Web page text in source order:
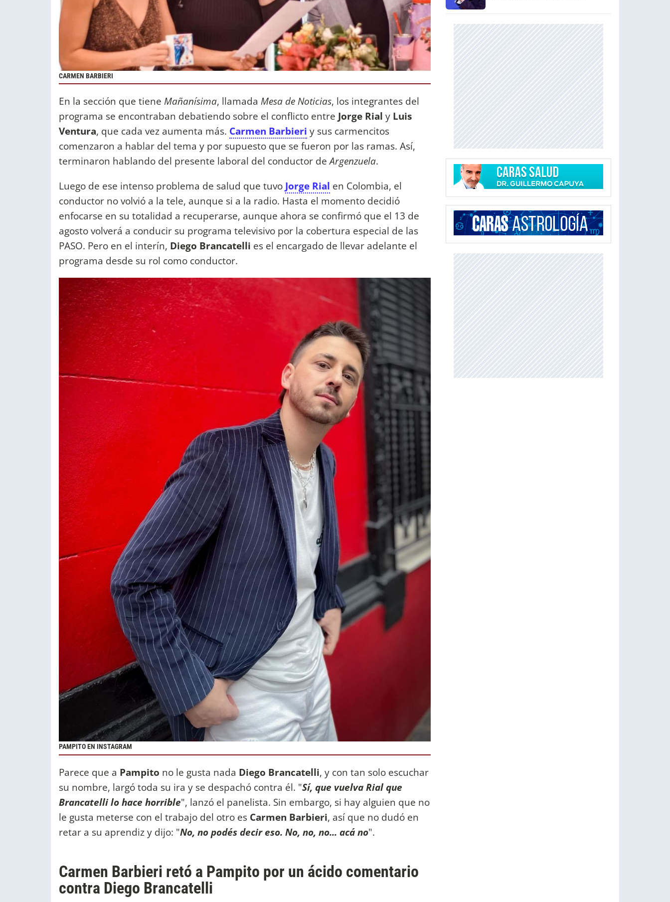
CARMEN BARBIERI
En la sección que tiene Mañanísima, llamada Mesa de Noticias, los integrantes del
programa se encontraban debatiendo sobre el conflicto entre Jorge Rial y Luis
Ventura, que cada vez aumenta más. Carmen Barbieri y sus carmencitos
comenzaron a hablar del tema y por supuesto que se fueron por las ramas. Así,
terminaron hablando del presente laboral del conductor deArgenzuela.
Luego de ese intenso problema de salud que tuvo Jorge Rial en Colombia, el
conductor no volvió a la tele, aunque si a la radio. Hasta el momento decidió
enfocarse en su totalidad a recuperarse, aunque ahora se confirmó que el 13 de
agosto volverá a conducir su programa televisivo por la cobertura especial de las
PASO. Pero en el interín, Diego Brancatelli es el encargado de llevar adelante el
programa desde su rol como conductor.
PAMPITO EN INSTAGRAM
Parece que a Pampito no le gusta nada Diego Brancatelli, y con tan solo escuchar
su nombre, largó toda su ira y se despachó contra él. "Sí, que vuelva Rial que
Brancatelli lo hace horrible", lanzó el panelista. Sin embargo, si hay alguien que no
le gusta meterse con el trabajo del otro es Carmen Barbieri, así que no dudó en
retar a su aprendiz y dijo: "No, no podés decir eso. No, no, no... acá no".
Carmen Barbieri retó a Pampito por un ácido comentario
contra Diego Brancatelli